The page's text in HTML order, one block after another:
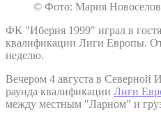
© Фото: Мария
ФК "Иберия 1999" играл в
квалификации Лиги Европы.
неделю.
Вечером 4 августа в Северной
раунда квалификации Лиги
между местным "Ларном" и